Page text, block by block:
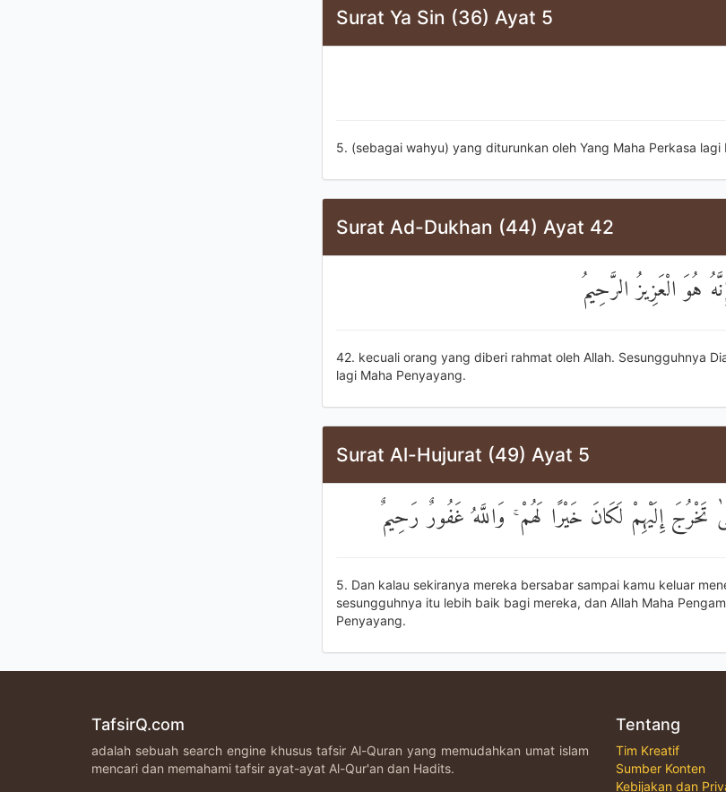
Surat Ya Sin (36) Ayat 5
5. (sebagai wahyu) yang diturunkan oleh Yang Maha Perkasa lagi
Surat Ad-Dukhan (44) Ayat 42
هُوَ الْعَزِيزُ الرَّحِيمُ
42. kecuali orang yang diberi rahmat oleh Allah. Sesungguhnya
lagi Maha Penyayang.
Surat Al-Hujurat (49) Ayat 5
تَخْرُجَ إِلَيْهِمْ لَكَانَ خَيْرًا لَهُمْ ۚ وَاللَّهُ غَفُورٌ رَحِيمٌ
5. Dan kalau sekiranya mereka bersabar sampai kamu keluar
sesungguhnya itu lebih baik bagi mereka, dan Allah Maha
Penyayang.
TafsirQ.com
adalah sebuah search engine khusus tafsir Al-Quran yang memudahkan umat islam
mencari dan memahami tafsir ayat-ayat Al-Qur'an dan Hadits.
Tentang
Tim Kreatif
Sumber Konten
Kebijakan dan